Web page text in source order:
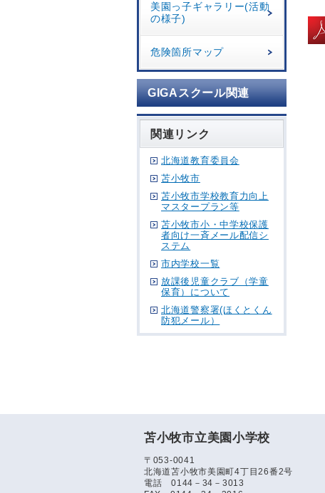
美園っ子ギャラリー(活動
の様子)
危険箇所マップ
GIGAスクール関連
関連リンク
北海道教育委員会
苫小牧市
苫小牧市学校教育力向上
マスタープラン等
苫小牧市小・中学校保護
者向け一斉メール配信シ
ステム
市内学校一覧
放課後児童クラブ（学童
保育）について
北海道警察署(ほくとくん
防犯メール）
苫小牧市立美園小学校
〒053-0041
北海道苫小牧市美園町4丁目26番2号
電話 0144－34－3013